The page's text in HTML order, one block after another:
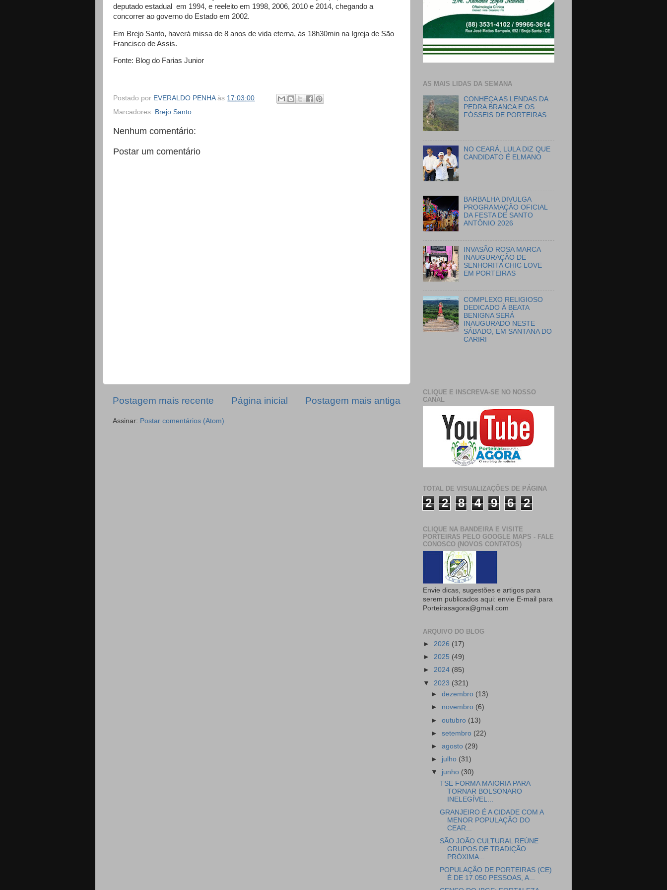
deputado estadual em 1994, e reeleito em 1998, 2006, 2010 e 2014, chegando a
concorrer ao governo do Estado em 2002.
Em Brejo Santo, haverá missa de 8 anos de vida eterna, às 18h30min na Igreja de São
Francisco de Assis.
Fonte: Blog do Farias Junior
Postado por EVERALDO PENHA às 17:03:00
Marcadores: Brejo Santo
Nenhum comentário:
Postar um comentário
Postagem mais recente Postagem mais antiga
Página inicial
Assinar: Postar comentários (Atom)
AS MAIS LIDAS DA SEMANA
CONHEÇA AS LENDAS DA
PEDRA BRANCA E OS
FÓSSEIS DE PORTEIRAS
NO CEARÁ, LULA DIZ QUE
CANDIDATO É ELMANO
BARBALHA DIVULGA
PROGRAMAÇÃO OFICIAL
DA FESTA DE SANTO
ANTÔNIO 2026
INVASÃO ROSA MARCA
INAUGURAÇÃO DE
SENHORITA CHIC LOVE
EM PORTEIRAS
COMPLEXO RELIGIOSO
DEDICADO À BEATA
BENIGNA SERÁ
INAUGURADO NESTE
SÁBADO, EM SANTANA DO
CARIRI
CLIQUE E INSCREVA-SE NO NOSSO
CANAL
TOTAL DE VISUALIZAÇÕES DE PÁGINA
2 2 8 4 9 6 2
CLIQUE NA BANDEIRA E VISITE
PORTEIRAS PELO GOOGLE MAPS - FALE
CONOSCO (NOVOS CONTATOS)
Envie dicas, sugestões e artigos para
serem publicados aqui: envie E-mail para
Porteirasagora@gmail.com
ARQUIVO DO BLOG
► 2026 (17)
► 2025 (49)
► 2024 (85)
▼ 2023 (321)
►dezembro (13)
► novembro (6)
►outubro (13)
►setembro (22)
►agosto (29)
► julho (31)
▼ junho (30)
TSE FORMA MAIORIA PARA
TORNAR BOLSONARO
INELEGÍVEL...
GRANJEIRO É A CIDADE COM A
MENOR POPULAÇÃO DO
CEAR...
SÃO JOÃO CULTURAL REÚNE
GRUPOS DE TRADIÇÃO
PRÓXIMA...
POPULAÇÃO DE PORTEIRAS (CE)
É DE 17.050 PESSOAS, A...